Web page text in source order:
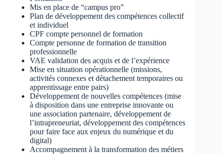
Mis en place de “campus pro”
Plan de développement des compétences collectif
et individuel
CPF compte personnel de formation
Compte personne de formation de transition
professionnelle
VAE validation des acquis et de l’expérience
Mise en situation opérationnelle (missions,
activités connexes et détachement temporaires ou
apprentissage entre pairs)
Développement de nouvelles compétences (mise
à disposition dans une entreprise innovante ou
une association partenaire, développement de
l’intrapreneuriat, développement des compétences
pour faire face aux enjeux du numérique et du
digital)
Accompagnement à la transformation des métiers